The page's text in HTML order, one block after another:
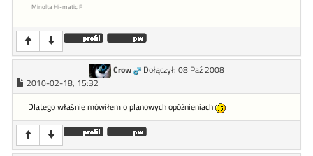
Minolta Hi-matic F
Crow
Dołączył: 08 Paź 2008
2010-02-18, 15:32
Dlatego właśnie mówiłem o planowych opóźnieniach